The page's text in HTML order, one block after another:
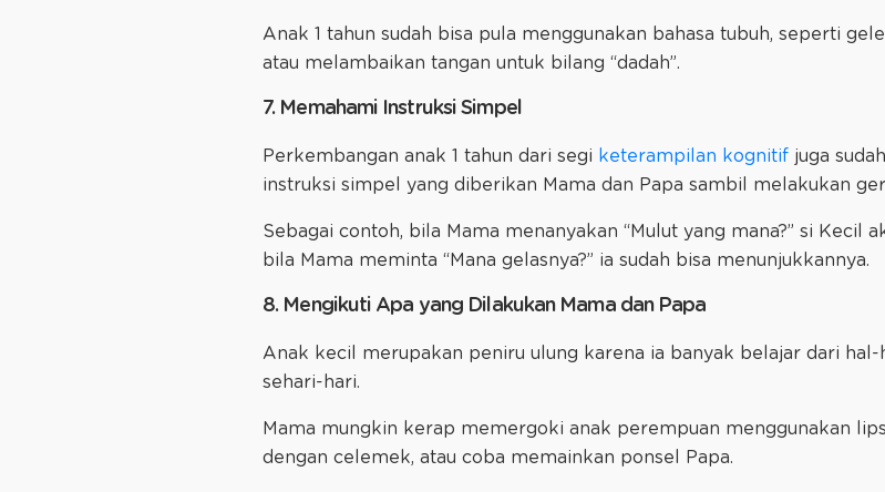
Anak 1 tahun sudah bisa pula menggunakan bahasa tubuh, seperti
atau melambaikan tangan untuk bilang “dadah”.
7. Memahami Instruksi Simpel
Perkembangan anak 1 tahun dari segi keterampilan kognitif juga
instruksi simpel yang diberikan Mama dan Papa sambil melakukan
Sebagai contoh, bila Mama menanyakan “Mulut yang mana?” si Kecil
bila Mama meminta “Mana gelasnya?” ia sudah bisa menunjukkannya.
8. Mengikuti Apa yang Dilakukan Mama dan Papa
Anak kecil merupakan peniru ulung karena ia banyak belajar dari
sehari-hari.
Mama mungkin kerap memergoki anak perempuan menggunakan
dengan celemek, atau coba memainkan ponsel Papa.